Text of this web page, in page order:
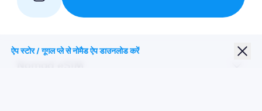
हमारे साथ साथी
ऐप स्टोर / गूगल प्ले से नोमैड ऐप डाउनलोड करें